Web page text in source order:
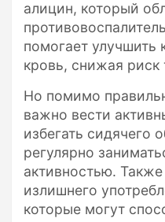
алицин, который
помогает улучшить
кровь, снижая
Но помимо
важно вести
избегать сидячего
регулярно
активностью. Также
излишнего
которые могут